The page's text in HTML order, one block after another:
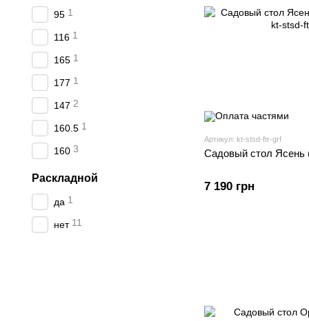
Артикул: kt-stsd-ftr-grf
Садовый стол Ясень
7 190 грн
95 1
116 1
165 1
177 1
147 2
160.5 1
160 3
Раскладной
да 1
нет 11